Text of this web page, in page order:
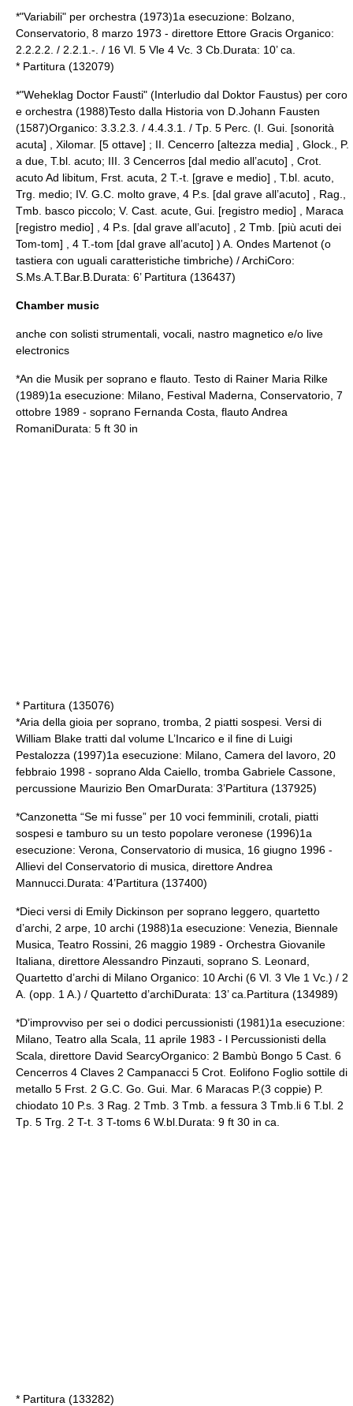
*"Variabili" per orchestra (1973)1a esecuzione: Bolzano,
Conservatorio, 8 marzo 1973 - direttore Ettore Gracis Organico:
2.2.2.2. / 2.2.1.-. / 16 Vl. 5 Vle 4 Vc. 3 Cb.Durata: 10’ ca.
* Partitura (132079)
*"Weheklag Doctor Fausti" (Interludio dal Doktor Faustus) per coro
e orchestra (1988)Testo dalla Historia von D.Johann Fausten
(1587)Organico: 3.3.2.3. / 4.4.3.1. / Tp. 5 Perc. (I. Gui. [sonorità
acuta] , Xilomar. [5 ottave] ; II. Cencerro [altezza media] , Glock., P.
a due, T.bl. acuto; III. 3 Cencerros [dal medio all’acuto] , Crot.
acuto Ad libitum, Frst. acuta, 2 T.-t. [grave e medio] , T.bl. acuto,
Trg. medio; IV. G.C. molto grave, 4 P.s. [dal grave all’acuto] , Rag.,
Tmb. basco piccolo; V. Cast. acute, Gui. [registro medio] , Maraca
[registro medio] , 4 P.s. [dal grave all’acuto] , 2 Tmb. [più acuti dei
Tom-tom] , 4 T.-tom [dal grave all’acuto] ) A. Ondes Martenot (o
tastiera con uguali caratteristiche timbriche) / ArchiCoro:
S.Ms.A.T.Bar.B.Durata: 6’ Partitura (136437)
Chamber music
anche con solisti strumentali, vocali, nastro magnetico e/o live
electronics
*An die Musik per soprano e flauto. Testo di Rainer Maria Rilke
(1989)1a esecuzione: Milano, Festival Maderna, Conservatorio, 7
ottobre 1989 - soprano Fernanda Costa, flauto Andrea
RomaniDurata: 5 ft 30 in
* Partitura (135076)
*Aria della gioia per soprano, tromba, 2 piatti sospesi. Versi di
William Blake tratti dal volume L’Incarico e il fine di Luigi
Pestalozza (1997)1a esecuzione: Milano, Camera del lavoro, 20
febbraio 1998 - soprano Alda Caiello, tromba Gabriele Cassone,
percussione Maurizio Ben OmarDurata: 3’Partitura (137925)
*Canzonetta “Se mi fusse” per 10 voci femminili, crotali, piatti
sospesi e tamburo su un testo popolare veronese (1996)1a
esecuzione: Verona, Conservatorio di musica, 16 giugno 1996 -
Allievi del Conservatorio di musica, direttore Andrea
Mannucci.Durata: 4’Partitura (137400)
*Dieci versi di Emily Dickinson per soprano leggero, quartetto
d’archi, 2 arpe, 10 archi (1988)1a esecuzione: Venezia, Biennale
Musica, Teatro Rossini, 26 maggio 1989 - Orchestra Giovanile
Italiana, direttore Alessandro Pinzauti, soprano S. Leonard,
Quartetto d’archi di Milano Organico: 10 Archi (6 Vl. 3 Vle 1 Vc.) / 2
A. (opp. 1 A.) / Quartetto d’archiDurata: 13’ ca.Partitura (134989)
*D’improvviso per sei o dodici percussionisti (1981)1a esecuzione:
Milano, Teatro alla Scala, 11 aprile 1983 - l Percussionisti della
Scala, direttore David SearcyOrganico: 2 Bambù Bongo 5 Cast. 6
Cencerros 4 Claves 2 Campanacci 5 Crot. Eolifono Foglio sottile di
metallo 5 Frst. 2 G.C. Go. Gui. Mar. 6 Maracas P.(3 coppie) P.
chiodato 10 P.s. 3 Rag. 2 Tmb. 3 Tmb. a fessura 3 Tmb.li 6 T.bl. 2
Tp. 5 Trg. 2 T-t. 3 T-toms 6 W.bl.Durata: 9 ft 30 in ca.
* Partitura (133282)